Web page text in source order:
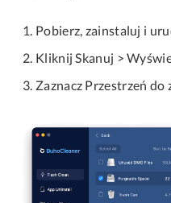
Pobierz, zainstaluj i
Kliknij Skanuj >
Zaznacz Przestrzeń